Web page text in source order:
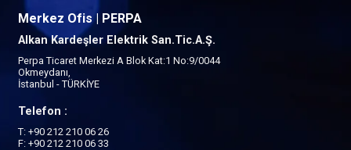
Merkez Ofis | PERPA
Alkan Kardeşler Elektrik San.Tic.A.Ş.
Perpa Ticaret Merkezi A Blok Kat:1 No:9/0044
Okmeydanı,
İstanbul - TÜRKİYE
Telefon :
T: +90 212 210 06 26
F: +90 212 210 06 33